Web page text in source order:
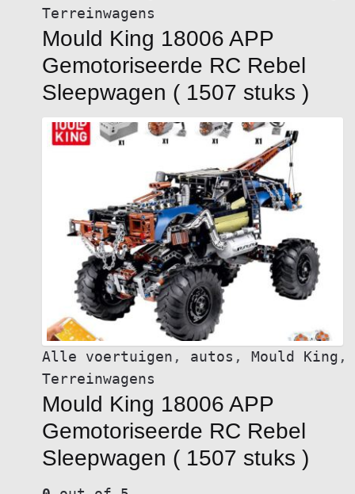
Terreinwagens
Mould King 18006 APP
Gemotoriseerde RC Rebel
Sleepwagen ( 1507 stuks )
Alle voertuigen , autos , Mould King ,
Terreinwagens
Mould King 18006 APP
Gemotoriseerde RC Rebel
Sleepwagen ( 1507 stuks )